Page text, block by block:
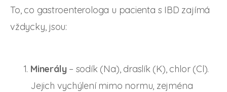
To, co gastroenterologa u pacienta s IBD zajímá
vždycky, jsou:
Minerály– sodík (Na), draslík (K), chlor (Cl).
Jejich vychýlení mimo normu, zejména